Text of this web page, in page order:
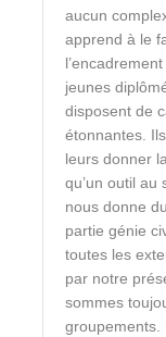
aucun
apprend à le
jeunes
disposent de
étonnantes.
leurs donner
qu’un outil au
nous donne
partie génie
toutes les
par notre
sommes
groupements.